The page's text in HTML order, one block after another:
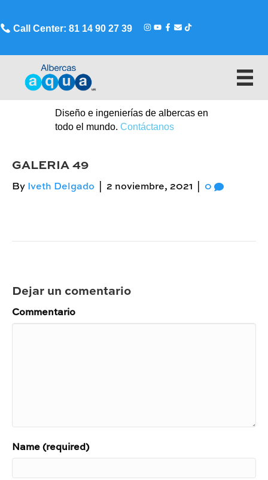
Call Center: 81 14 90 27 39
Diseño e ingenierías de albercas en
todo el mundo. Contáctanos
GALERIA 49
By Iveth Delgado 2 noviembre, 2021 0
Dejar un comentario
Commentario
Name (required)